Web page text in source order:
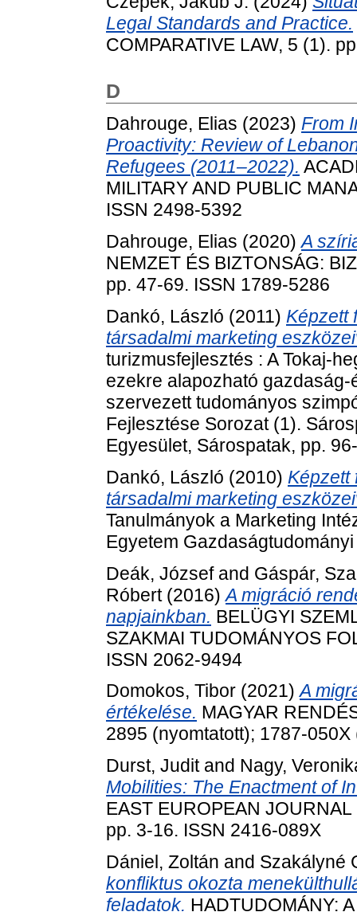
Legal Standards and Practice.
COMPARATIVE LAW, 5 (1).
D
Dahrouge, Elias (2023) From
Proactivity: Review of
Refugees (2011–2022).
MILITARY AND PUBLIC
ISSN 2498-5392
Dahrouge, Elias (2020)A
NEMZET ÉS BIZTONSÁG:
pp. 47-69. ISSN 1789-5286
Dankó, László (2011) Képzett
társadalmi marketing
turizmusfejlesztés : A Tokaj-
ezekre alapozható
szervezett tudományos
Fejlesztése Sorozat (1).
Egyesület, Sárospatak, pp.
Dankó, László (2010) Képzett
társadalmi marketing
Tanulmányok a Marketing
Egyetem
Deák, Józsefand Gáspár,
Róbert(2016)A migráció
napjainkban. BELÜGYI
SZAKMAI TUDOMÁNYOS
ISSN 2062-9494
Domokos, Tibor (2021)A
értékelése. MAGYAR
2895 (nyomtatott); 1787-
Durst, Juditand Nagy,
Mobilities: The Enactment of
EAST EUROPEAN
pp. 3-16. ISSN 2416-089X
Dániel, Zoltán and Szakályné
konfliktus okozta
feladatok. HADTUDOMÁNY: